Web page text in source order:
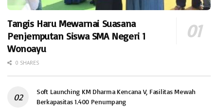
Tangis Haru Mewarnai Suasana
Penjemputan Siswa SMA Negeri 1
Wonoayu
0 SHARES
Soft Launching KM Dharma Kencana V, Fasilitas Mewah
Berkapasitas 1.400 Penumpang